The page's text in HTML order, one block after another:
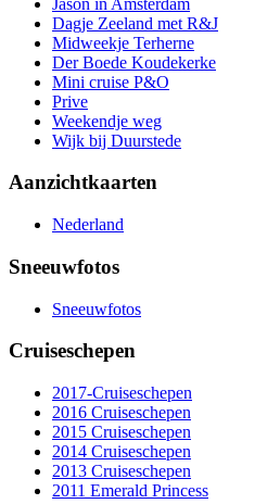
Dagje Zeeland met R&J
Midweekje Terherne
Der Boede Koudekerke
Mini cruise P&O
Prive
Weekendje weg
Wijk bij Duurstede
Aanzichtkaarten
Nederland
Sneeuwfotos
Sneeuwfotos
Cruiseschepen
2017-Cruiseschepen
2016 Cruiseschepen
2015 Cruiseschepen
2014 Cruiseschepen
2013 Cruiseschepen
2011 Emerald Princess